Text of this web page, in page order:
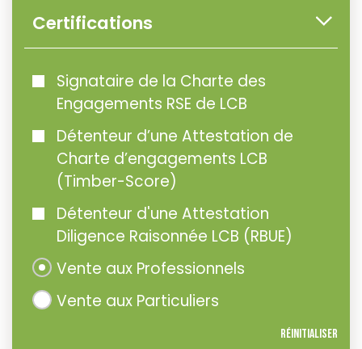
Certifications
Signataire de la Charte des
Engagements RSE de LCB
Détenteur d’une Attestation de
Charte d’engagements LCB
(Timber-Score)
Détenteur d'une Attestation
Diligence Raisonnée LCB (RBUE)
Vente aux Professionnels
Vente aux Particuliers
Réinitialiser